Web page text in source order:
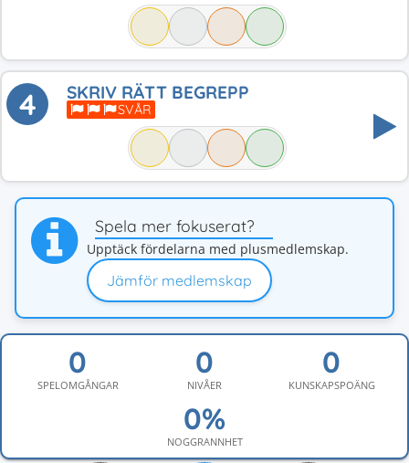
4 SKRIV RÄTT BEGREPP
SVÅR
Spela mer fokuserat?
Upptäck fördelarna med plusmedlemskap.
Jämför medlemskap
SPELOMGÅNGAR NIVÅER KUNSKAPSPOÄNG
NOGGRANNHET